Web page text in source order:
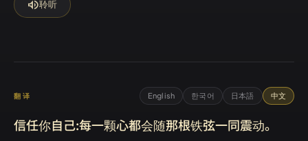
volume_up聆听
翻译 English 한국어 日本語 中文
信任你自己:每一颗心都会随那根铁弦一同震动。